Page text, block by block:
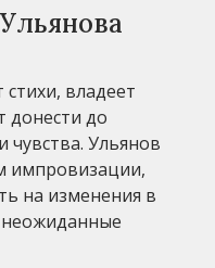
владеет
донести до
Ульянов
импровизации,
на изменения в